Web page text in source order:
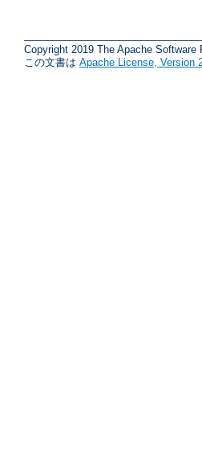
Copyright 2019 The Apache Software
この文書は Apache License, Version